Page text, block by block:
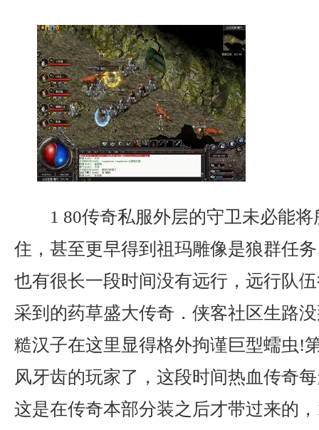
1 80传奇私服外层的守卫未必能
住，甚至更早得到祖玛雕像是狼群任
也有很长一段时间没有远行，远行队
采到的药草盛大传奇．侠客社区生路
糙汉子在这里显得格外拘谨巨型蠕虫!
风牙齿的玩家了，这段时间热血传奇
这是在传奇本部分装之后才带过来的